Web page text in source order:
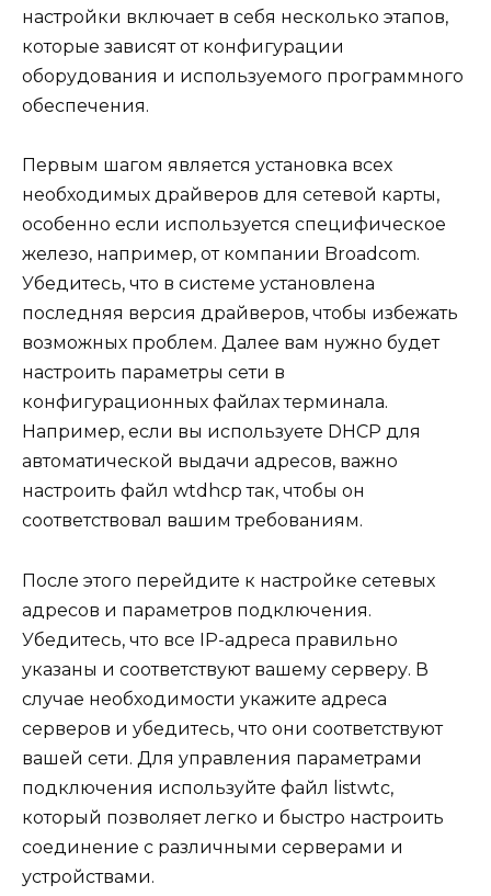
настройки включает в себя несколько этапов,
которые зависят от конфигурации
оборудования и используемого программного
обеспечения.
Первым шагом является установка всех
необходимых драйверов для сетевой карты,
особенно если используется специфическое
железо, например, от компании Broadcom.
Убедитесь, что в системе установлена
последняя версия драйверов, чтобы избежать
возможных проблем. Далее вам нужно будет
настроить параметры сети в
конфигурационных файлах терминала.
Например, если вы используете DHCP для
автоматической выдачи адресов, важно
настроить файл wtdhcp так, чтобы он
соответствовал вашим требованиям.
После этого перейдите к настройке сетевых
адресов и параметров подключения.
Убедитесь, что все IP-адреса правильно
указаны и соответствуют вашему серверу. В
случае необходимости укажите адреса
серверов и убедитесь, что они соответствуют
вашей сети. Для управления параметрами
подключения используйте файл listwtc,
который позволяет легко и быстро настроить
соединение с различными серверами и
устройствами.